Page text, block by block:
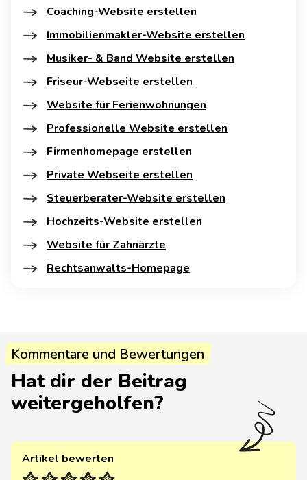
Coaching-Website erstellen
Immobilienmakler-Website erstellen
Musiker- & Band Website erstellen
Friseur-Webseite erstellen
Website für Ferienwohnungen
Professionelle Website erstellen
Firmenhomepage erstellen
Private Webseite erstellen
Steuerberater-Website erstellen
Hochzeits-Website erstellen
Website für Zahnärzte
Rechtsanwalts-Homepage
Kommentare und Bewertungen
Hat dir der Beitrag
weitergeholfen?
Artikel bewerten